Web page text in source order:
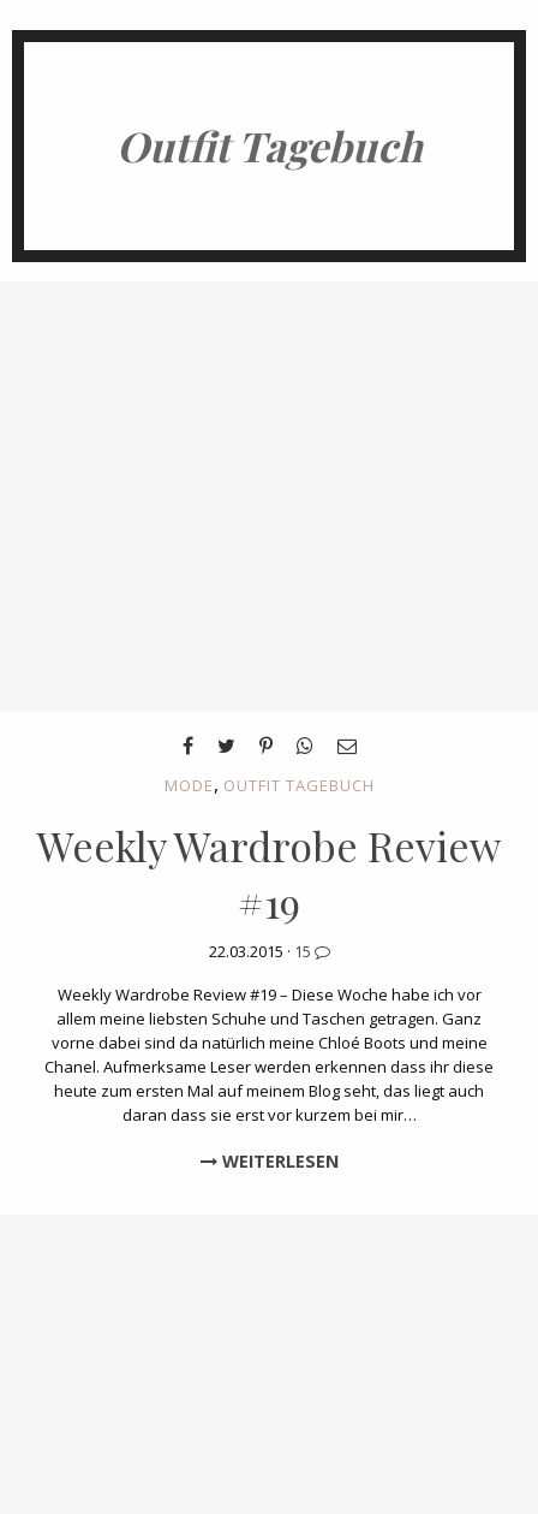
Outfit Tagebuch
MODE, OUTFIT TAGEBUCH
Weekly Wardrobe Review
#19
22.03.2015 · 15
Weekly Wardrobe Review #19 – Diese Woche habe ich vor
allem meine liebsten Schuhe und Taschen getragen. Ganz
vorne dabei sind da natürlich meine Chloé Boots und meine
Chanel. Aufmerksame Leser werden erkennen dass ihr diese
heute zum ersten Mal auf meinem Blog seht, das liegt auch
daran dass sie erst vor kurzem bei mir…
WEITERLESEN